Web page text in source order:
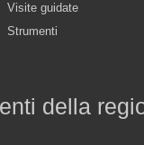
Visite guidate
Strumenti
della